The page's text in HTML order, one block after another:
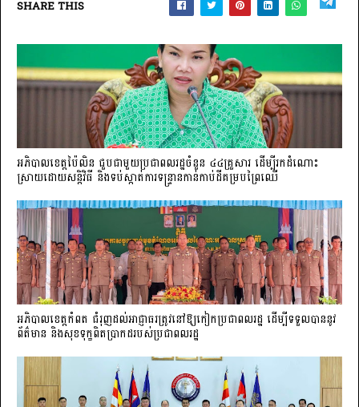
SHARE THIS
អភិបាលខេត្តប៉ៃលិន ជួបជាមួយប្រជាពលរដ្ឋចំនួន ៤៤គ្រួសារ ដើម្បីរកដំណោះ
ស្រាយដោយសន្តិវិធី និងទប់ស្កាត់ការទន្ទ្រានកាន់កាប់ដីគម្របព្រៃឈើ
អភិបាលខេត្តកំពត ជំរុញដល់អាជ្ញាធរត្រូវនៅឱ្យកៀកប្រជាពលរដ្ឋ ដើម្បីទទួលបាននូវ
ព័ត៌មាន និងសុខទុក្ខពិតប្រាកដរបស់ប្រជាពលរដ្ឋ